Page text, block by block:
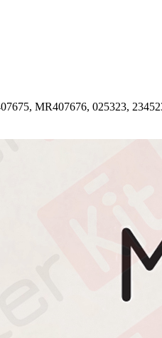
MR407676, 025323,